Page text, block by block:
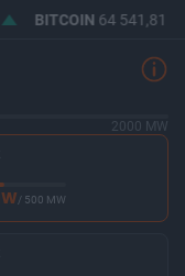
BITCOIN64 541,81
2000 MW
/ 500 MW